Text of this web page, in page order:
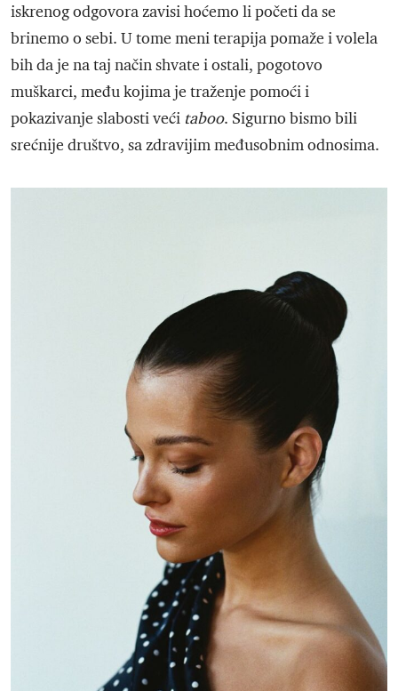
iskrenog odgovora zavisi hoćemo li početi da se
brinemo o sebi. U tome meni terapija pomaže i volela
bih da je na taj način shvate i ostali, pogotovo
muškarci, među kojima je traženje pomoći i
pokazivanje slabosti veći taboo. Sigurno bismo bili
srećnije društvo, sa zdravijim međusobnim odnosima.